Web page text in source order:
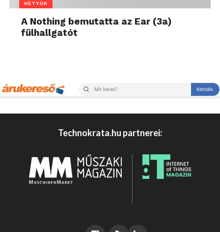
KÜTYÜK
A Nothing bemutatta az Ear (3a)
fülhallgatót
Technokrata.hu partnerei: